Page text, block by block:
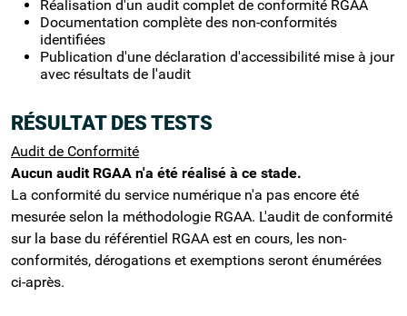
Réalisation d'un audit complet de conformité RGAA
Documentation complète des non-conformités
identifiées
Publication d'une déclaration d'accessibilité mise à jour
avec résultats de l'audit
RÉSULTAT DES TESTS
Audit de Conformité
Aucun audit RGAA n'a été réalisé à ce stade.
La conformité du service numérique n'a pas encore été
mesurée selon la méthodologie RGAA. L'audit de conformité
sur la base du référentiel RGAA est en cours, les non-
conformités, dérogations et exemptions seront énumérées
ci-après.